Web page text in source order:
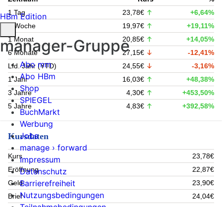
1 Tag
23,78€
+6,64%
1 Woche
19,97€
+19,11%
1 Monat
20,85€
+14,05%
6 Monate
27,15€
-12,41%
Lfd. Jahr (YTD)
24,55€
-3,16%
1 Jahr
16,03€
+48,38%
3 Jahre
4,30€
+453,50%
5 Jahre
4,83€ +392,58%
Kursdaten
Kurs
23,78€
Eröffnung
22,87€
Geld
23,90€
Brief
24,04€
HBm Edition
manager-Gruppe
Abo mm
Abo HBm
Shop
SPIEGEL
BuchMarkt
Werbung
Jobs
manage › forward
Impressum
Datenschutz
Barrierefreiheit
Nutzungsbedingungen